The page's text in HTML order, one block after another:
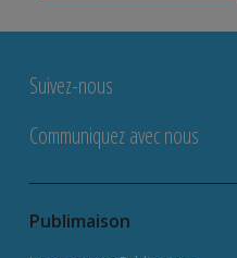
Suivez-nous
Communiquez avec nous
Publimaison